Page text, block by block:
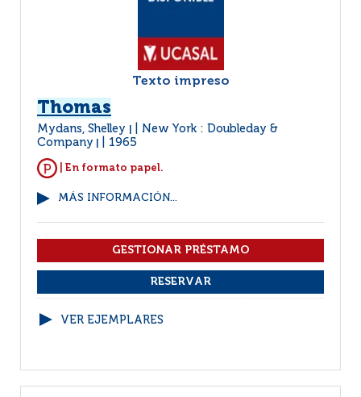
Texto impreso
Thomas
Mydans, Shelley
New York : Doubleday &
Company
1965
| En formato papel.
MÁS INFORMACIÓN...
VER EJEMPLARES